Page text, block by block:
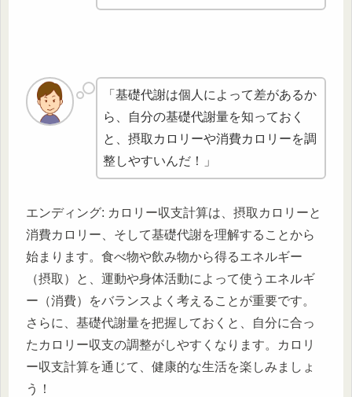
「基礎代謝は個人によって差があるか
ら、自分の基礎代謝量を知っておく
と、摂取カロリーや消費カロリーを調
整しやすいんだ！」
エンディング: カロリー収支計算は、摂取カロリーと
消費カロリー、そして基礎代謝を理解することから
始まります。食べ物や飲み物から得るエネルギー
（摂取）と、運動や身体活動によって使うエネルギ
ー（消費）をバランスよく考えることが重要です。
さらに、基礎代謝量を把握しておくと、自分に合っ
たカロリー収支の調整がしやすくなります。カロリ
ー収支計算を通じて、健康的な生活を楽しみましょ
う！